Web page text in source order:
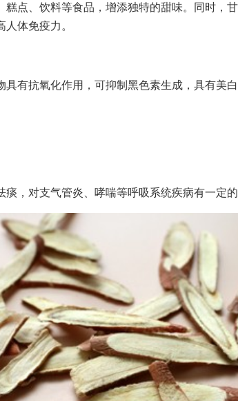
糕点、饮料等食品，增添独特的甜味。同时，
体免疫力。
具有抗氧化作用，可抑制黑色素生成，具有美
痰，对支气管炎、哮喘等呼吸系统疾病有一定